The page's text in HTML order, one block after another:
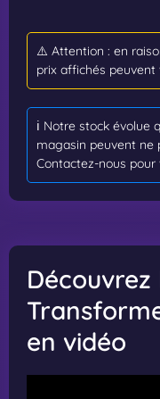
⚠️ Attention : en
prix affichés
ℹ️ Notre stock évolue
magasin peuvent ne
Contactez-nous
en vidéo